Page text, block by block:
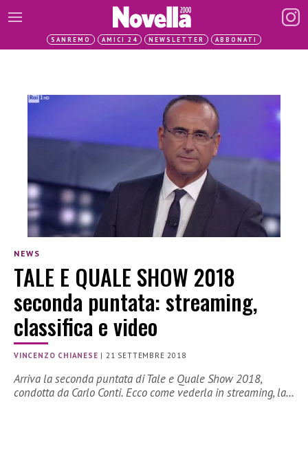
SANREMO AMICI 24 NEWSLETTER ABBONATI
NEWS
TALE E QUALE SHOW 2018
seconda puntata: streaming,
classifica e video
VINCENZO CHIANESE |21 SETTEMBRE 2018
Arriva la seconda puntata di Tale e Quale Show 2018,
condotta da Carlo Conti. Ecco come vederla in streaming, la…